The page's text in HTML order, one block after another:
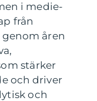
i medie-
från
åren
stärker
och driver
och